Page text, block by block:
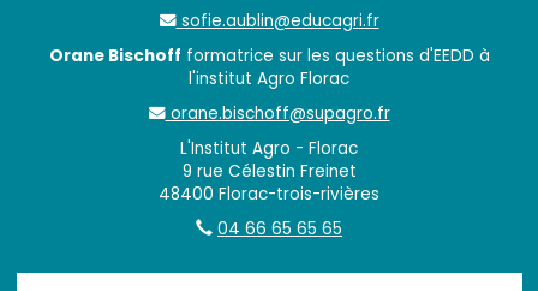
sofie.aublin@educagri.fr
Orane Bischoff formatrice sur les questions d'EEDD à
l'institut Agro Florac
orane.bischoff@supagro.fr
L'Institut Agro - Florac
9 rue Célestin Freinet
48400 Florac-trois-rivières
04 66 65 65 65